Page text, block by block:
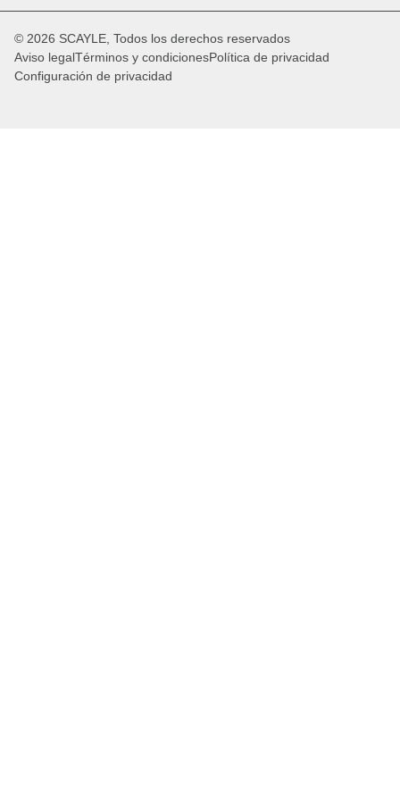
© 2026 SCAYLE, Todos los derechos reservados
Aviso legalTérminos y condicionesPolítica de privacidad
Configuración de privacidad